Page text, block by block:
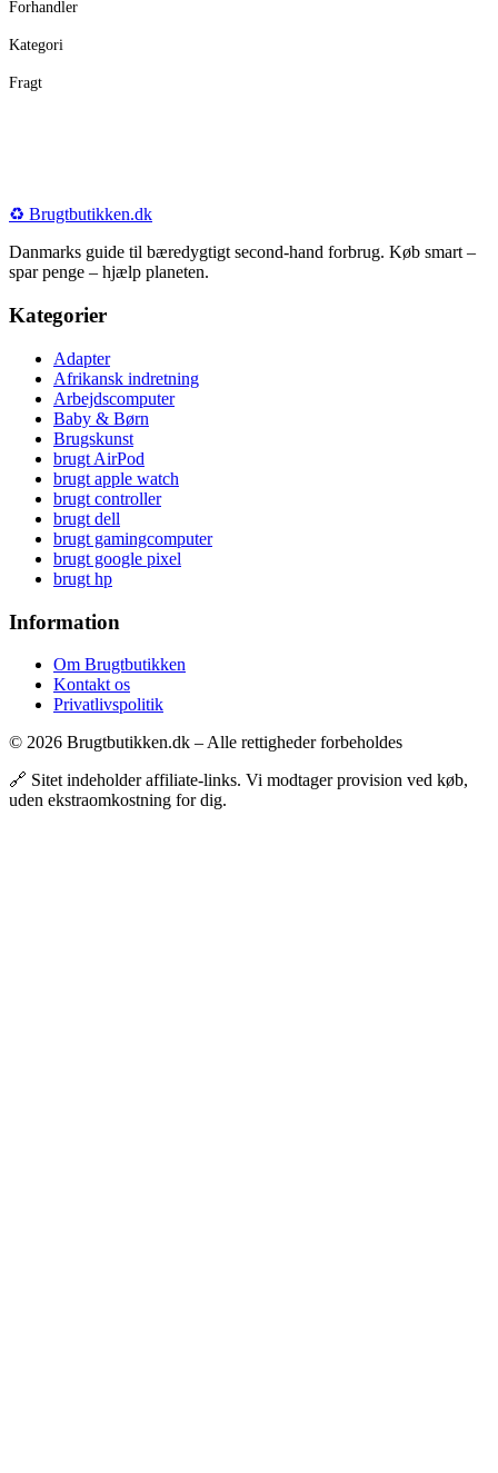
Forhandler
Kategori
Fragt
♻️ Brugtbutikken.dk
Danmarks guide til bæredygtigt second-hand forbrug. Køb smart –
spar penge – hjælp planeten.
Kategorier
Adapter
Afrikansk indretning
Arbejdscomputer
Baby & Børn
Brugskunst
brugt AirPod
brugt apple watch
brugt controller
brugt dell
brugt gamingcomputer
brugt google pixel
brugt hp
Information
Om Brugtbutikken
Kontakt os
Privatlivspolitik
© 2026 Brugtbutikken.dk – Alle rettigheder forbeholdes
🔗 Sitet indeholder affiliate-links. Vi modtager provision ved køb,
uden ekstraomkostning for dig.